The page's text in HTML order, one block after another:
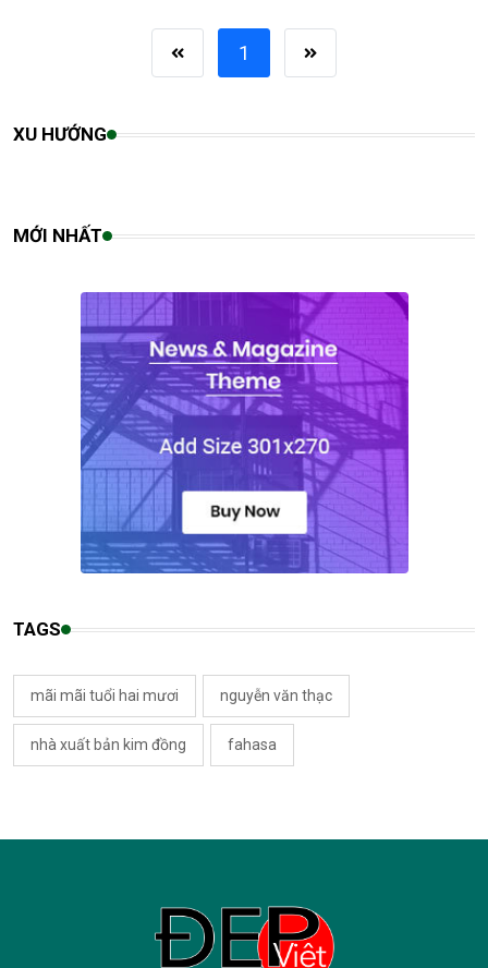
1
XU HƯỚNG
MỚI NHẤT
TAGS
mãi mãi tuổi hai mươi nguyễn văn thạc
nhà xuất bản kim đồng fahasa